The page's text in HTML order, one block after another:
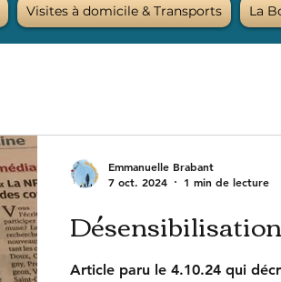
Visites à domicile & Transports La
Article paru le 4.10.24 qui
Emmanuelle Brabant
7 oct. 2024
1 min de lecture